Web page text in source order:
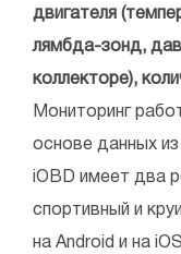
двигателя
лямбда-зонд,
коллекторе),
Мониторинг
основе данных
iOBD имеет два
спортивный и
на Android и на